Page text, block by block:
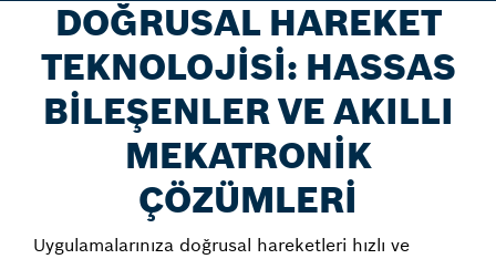
DOĞRUSAL HAREKET
TEKNOLOJİSİ: HASSAS
BİLEŞENLER VE AKILLI
MEKATRONİK
ÇÖZÜMLERİ
Uygulamalarınıza doğrusal hareketleri hızlı ve